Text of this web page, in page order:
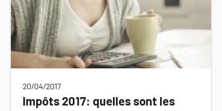
20/04/2017
Impôts 2017: quelles sont les